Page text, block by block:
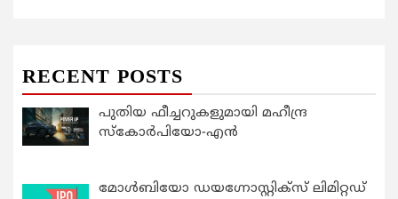
RECENT POSTS
പുതിയ ഫീച്ചറുകളുമായി മഹീന്ദ്ര
സ്കോർപിയോ-എൻ
മോൾബിയോ ഡയഗ്നോസ്റ്റിക്സ് ലിമിറ്റഡ്